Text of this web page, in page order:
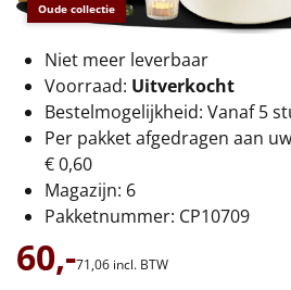
€100 en hoger
Alle kerstpakketten 2026
Thema
Origineel
Rituals
Luxe
Oude collectie
Niet meer leverbaar
Voorraad: Uitverkocht
Bestelmogelijkheid: Vanaf 5
Per pakket afgedragen aan
€ 0,60
Magazijn: 6
Pakketnummer: CP10709
60,-71,06 incl. BTW